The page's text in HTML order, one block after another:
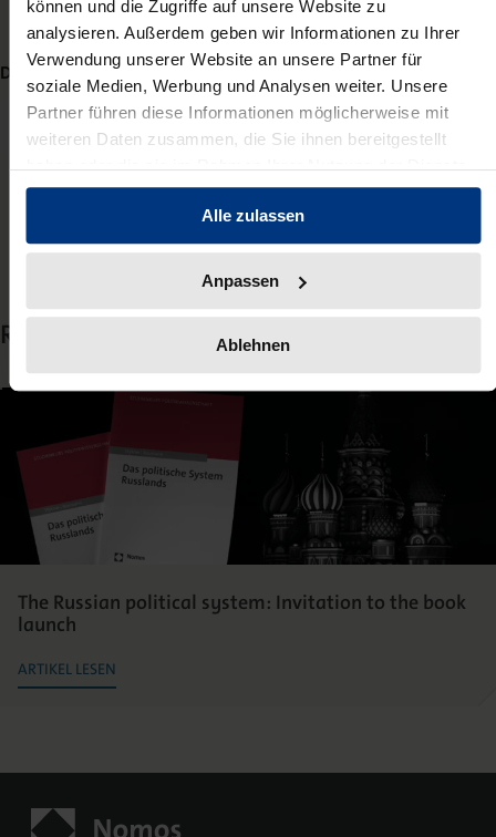
können und die Zugriffe auf unsere Website zu
analysieren. Außerdem geben wir Informationen zu Ihrer
Verwendung unserer Website an unsere Partner für
soziale Medien, Werbung und Analysen weiter. Unsere
Partner führen diese Informationen möglicherweise mit
weiteren Daten zusammen, die Sie ihnen bereitgestellt
haben oder die sie im Rahmen Ihrer Nutzung der Dienste
gesammelt haben.
Alle zulassen
Anpassen
Ablehnen
Diesen Beitrag teilen:
Mail Facebook
X LinkedIn
Related Articles
The Russian political system: Invitation to the book
launch
ARTIKEL LESEN